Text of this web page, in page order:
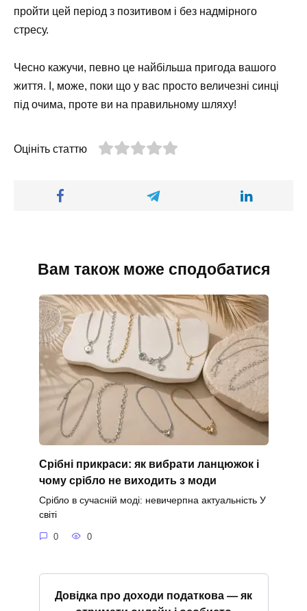
пройти цей період з позитивом і без надмірного
стресу.
Чесно кажучи, певно це найбільша пригода вашого
життя. І, може, поки що у вас просто величезні синці
під очима, проте ви на правильному шляху!
Оцініть статтю
Вам також може сподобатися
Срібні прикраси: як вибрати ланцюжок і
чому срібло не виходить з моди
Срібло в сучасній моді: невичерпна актуальність У
світі
0 0
Довідка про доходи податкова — як